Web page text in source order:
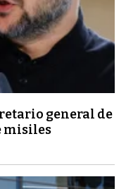
general de
misiles